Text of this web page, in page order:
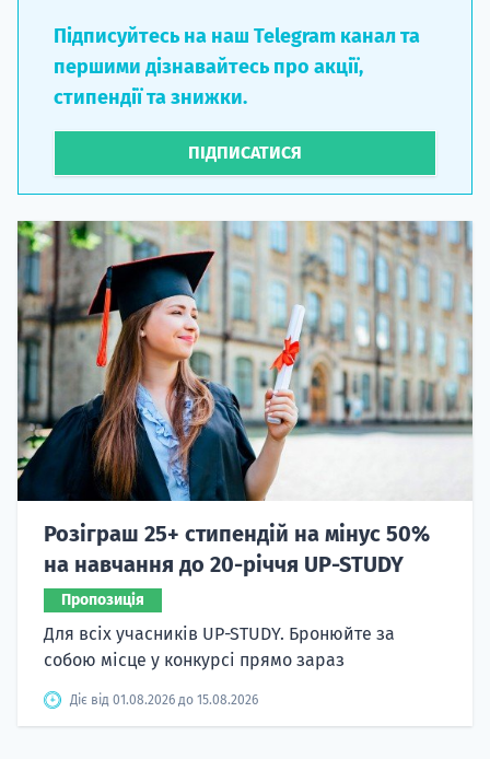
Підписуйтесь на наш Telegram канал та
першими дізнавайтесь про акції,
стипендії та знижки.
ПІДПИСАТИСЯ
Розіграш 25+ стипендій на мінус 50%
на навчання до 20-річчя UP-STUDY
Пропозиція
Для всіх учасників UP-STUDY. Бронюйте за
собою місце у конкурсі прямо зараз
Діє від 01.08.2026 до 15.08.2026